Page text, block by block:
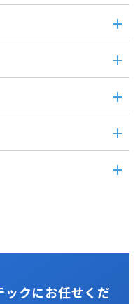
ード
クにお任せくだ